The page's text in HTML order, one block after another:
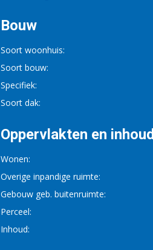
Bouw
Soort woonhuis:
Soort bouw:
Specifiek:
Soort dak:
Oppervlakten en inhoud
Wonen:
Overige inpandige ruimte:
Gebouw geb. buitenruimte:
Perceel:
Inhoud: